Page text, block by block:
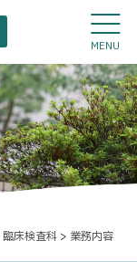
MENU
臨床検査科 > 業務内容